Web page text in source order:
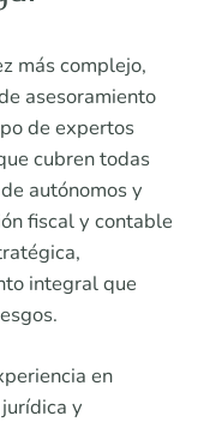
más complejo,
asesoramiento
de expertos
cubren todas
autónomos y
fiscal y contable
integral que
en
y